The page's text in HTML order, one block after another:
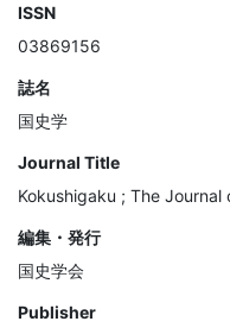
ISSN
03869156
誌名
国史学
Journal Title
Kokushigaku ; The
編集・発行
国史学会
Publisher